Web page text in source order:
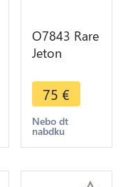
O7843 Rare
Jeton
Mariage
Philippe IV
& Anne
Marie
1649
75 €
Nebo dt
nabdku